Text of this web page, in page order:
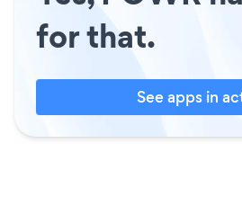
for that.
See apps in